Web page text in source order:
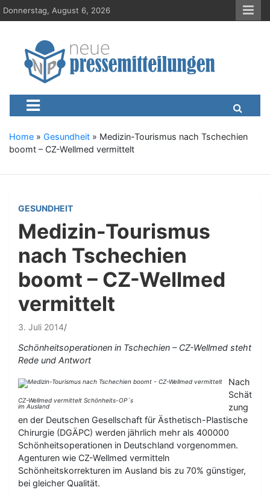
S
k
Donnerstag, August 6, 2026
Neue-
Presseportal, Nachrichten, News, Meldungen, Wirtschaft
Home » Gesundheit » Medizin-Tourismus nach Tschechien
boomt – CZ-Wellmed vermittelt
GESUNDHEIT
Medizin-Tourismus
nach Tschechien
boomt – CZ-Wellmed
vermittelt
3. Juli 2014
Schönheitsoperationen in Tschechien – CZ-Wellmed steht
Rede und Antwort
CZ-Wellmed vermittelt Schönheits-OP´s
im Ausland
Nach
Schät
zung
en der Deutschen Gesellschaft für Ästhetisch-Plastische
Chirurgie (DGÄPC) werden jährlich mehr als 400000
Schönheitsoperationen in Deutschland vorgenommen.
Agenturen wie CZ-Wellmed vermitteln
Schönheitskorrekturen im Ausland bis zu 70% günstiger,
bei gleicher Qualität.